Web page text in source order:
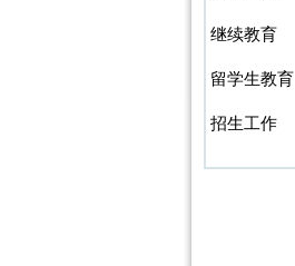
继续教育
留学生教育
招生工作